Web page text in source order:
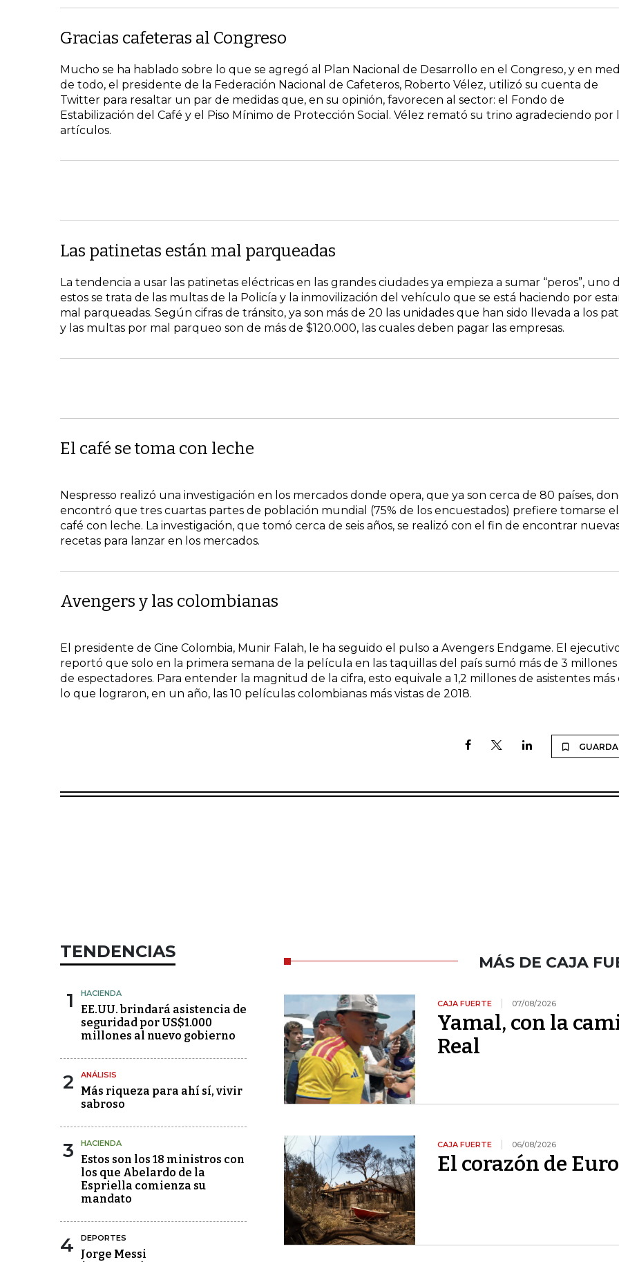
Gracias cafeteras al Congreso
Mucho se ha hablado sobre lo que se agregó al Plan Nacional de Desarrollo en el Congreso, y en
de todo, el presidente de la Federación Nacional de Cafeteros, Roberto Vélez, utilizó su cuenta de
Twitter para resaltar un par de medidas que, en su opinión, favorecen al sector: el Fondo de
Estabilización del Café y el Piso Mínimo de Protección Social. Vélez remató su trino agradeciendo por
artículos.
Las patinetas están mal parqueadas
La tendencia a usar las patinetas eléctricas en las grandes ciudades ya empieza a sumar “peros”, uno
estos se trata de las multas de la Policía y la inmovilización del vehículo que se está haciendo por
mal parqueadas. Según cifras de tránsito, ya son más de 20 las unidades que han sido llevada a los
y las multas por mal parqueo son de más de $120.000, las cuales deben pagar las empresas.
El café se toma con leche
Nespresso realizó una investigación en los mercados donde opera, que ya son cerca de 80 países,
encontró que tres cuartas partes de población mundial (75% de los encuestados) prefiere tomarse el
café con leche. La investigación, que tomó cerca de seis años, se realizó con el fin de encontrar
recetas para lanzar en los mercados.
Avengers y las colombianas
El presidente de Cine Colombia, Munir Falah, le ha seguido el pulso a Avengers Endgame. El
reportó que solo en la primera semana de la película en las taquillas del país sumó más de 3 millones
de espectadores. Para entender la magnitud de la cifra, esto equivale a 1,2 millones de asistentes más
lo que lograron, en un año, las 10 películas colombianas más vistas de 2018.
TENDENCIAS
1 HACIENDA
EE.UU. brindará asistencia de
seguridad por US$1.000
millones al nuevo gobierno
2 ANÁLISIS
Más riqueza para ahí sí, vivir
sabroso
3 HACIENDA
Estos son los 18 ministros con
los que Abelardo de la
Espriella comienza su
mandato
4 DEPORTES
Jorge Messi
MÁS DE CAJA
CAJA FUERTE 07/08/2026
Yamal, con la
Real
CAJA FUERTE 06/08/2026
El corazón de